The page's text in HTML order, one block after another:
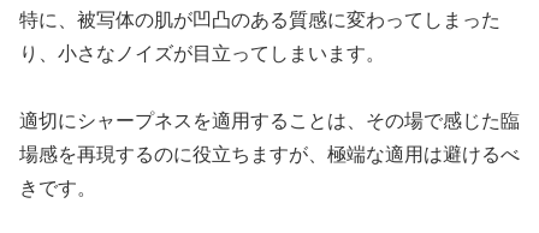
特に、被写体の肌が凹凸のある質感に変わってしまった
り、小さなノイズが目立ってしまいます。
適切にシャープネスを適用することは、その場で感じた臨
場感を再現するのに役立ちますが、極端な適用は避けるべ
きです。